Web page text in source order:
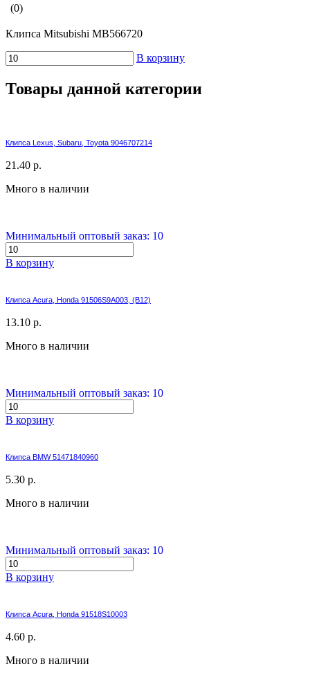
(0)
Клипса Mitsubishi MB566720
В корзину
Товары данной категории
Клипса Lexus, Subaru, Toyota 9046707214
21.40 р.
Много в наличии
Минимальный оптовый заказ: 10
В корзину
Клипса Acura, Honda 91506S9A003, (B12)
13.10 р.
Много в наличии
Минимальный оптовый заказ: 10
В корзину
Клипса BMW 51471840960
5.30 р.
Много в наличии
Минимальный оптовый заказ: 10
В корзину
Клипса Acura, Honda 91518S10003
4.60 р.
Много в наличии